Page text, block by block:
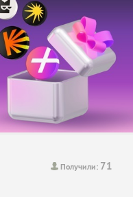
Получили: 71